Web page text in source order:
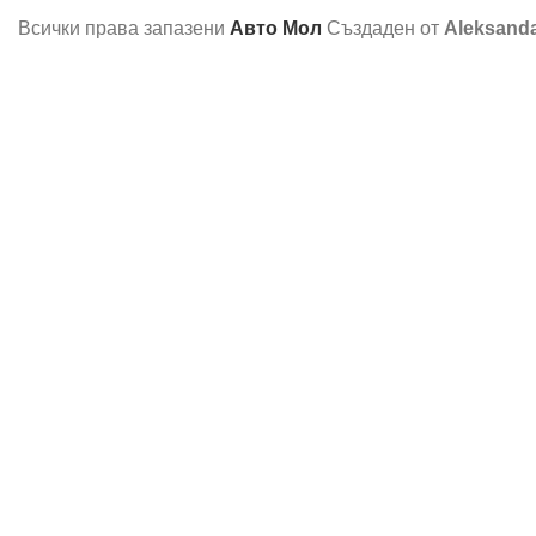
Всички права запазени Авто Мол Създаден от